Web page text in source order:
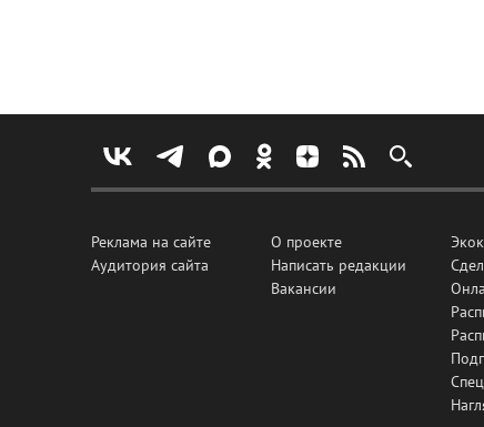
Реклама на сайте
Аудитория сайта
О проекте
Написать редакции
Вакансии